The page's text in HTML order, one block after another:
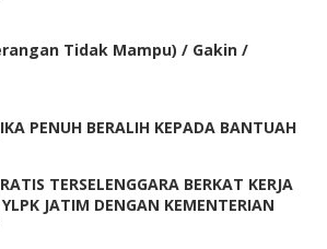
Tidak Mampu) / Gakin /
PENUH BERALIH KEPADA BANTUAH
TERSELENGGARA BERKAT KERJA
JATIM DENGAN KEMENTERIAN